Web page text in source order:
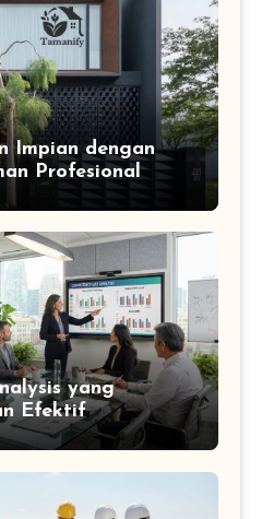
Impian dengan
Profesional
yang
Efektif